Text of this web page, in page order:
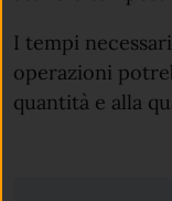
I tempi
operazioni
quantità e alla